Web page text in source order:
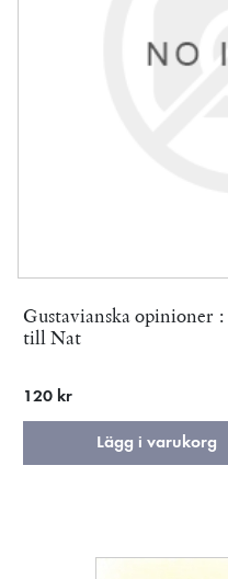
Gustavianska opinioner
till Nat
120 kr
Lägg i varukorg